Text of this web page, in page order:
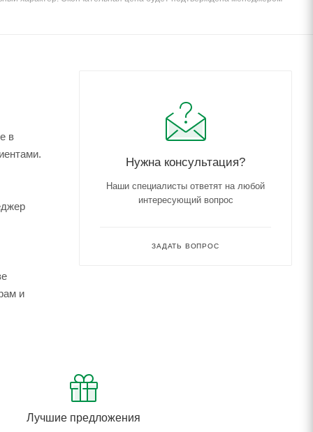
в
и
Лучшие предложения
Нужна консультация?
Наши специалисты ответят на любой
интересующий вопрос
ЗАДАТЬ ВОПРОС